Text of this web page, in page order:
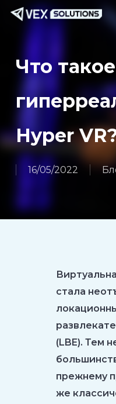
Перейти
содержанию
Что такое
Hyper
16/05/2022
стала
(LBE). Тем
прежнему
же